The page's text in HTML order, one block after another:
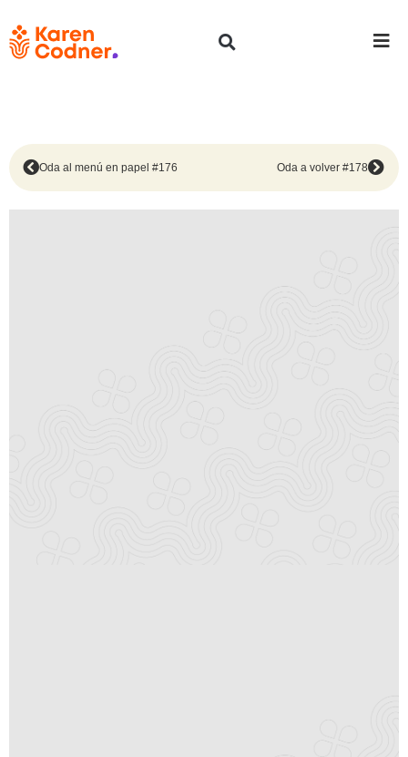
Oda al menú en papel #176 Oda a volver #178